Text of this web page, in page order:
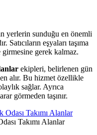
yerlerin sunduğu en önemli
Satıcıların eşyaları taşıma
gerek kalmaz.
ekipleri, belirlenen gün
alır. Bu hizmet özellikle
sağlar. Ayrıca
görmeden taşınır.
Takımı Alanlar